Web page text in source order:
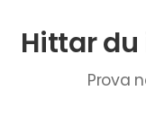
Hittar du
Prova